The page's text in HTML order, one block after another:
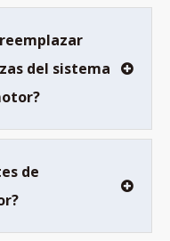
del sistema
de